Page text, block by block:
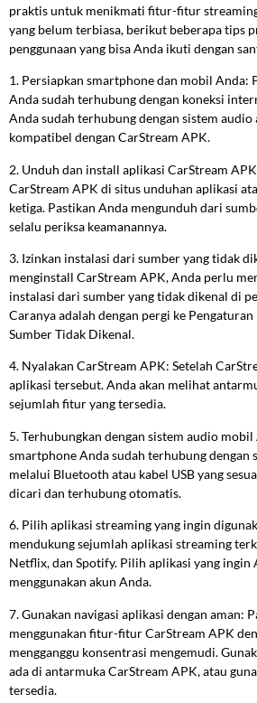
praktis untuk menikmati fitur-fitur
yang belum terbiasa, berikut beberapa tips
penggunaan yang bisa Anda ikuti dengan
1. Persiapkan smartphone dan mobil Anda:
Anda sudah terhubung dengan koneksi
Anda sudah terhubung dengan sistem audio
kompatibel dengan CarStream APK.
2. Unduh dan install aplikasi CarStream
CarStream APK di situs unduhan aplikasi
ketiga. Pastikan Anda mengunduh dari
selalu periksa keamanannya.
3. Izinkan instalasi dari sumber yang tidak
menginstall CarStream APK, Anda perlu
instalasi dari sumber yang tidak dikenal di
Caranya adalah dengan pergi ke
Sumber Tidak Dikenal.
4. Nyalakan CarStream APK: Setelah
aplikasi tersebut. Anda akan melihat
sejumlah fitur yang tersedia.
5. Terhubungkan dengan sistem audio
smartphone Anda sudah terhubung dengan
melalui Bluetooth atau kabel USB yang
dicari dan terhubung otomatis.
6. Pilih aplikasi streaming yang ingin
mendukung sejumlah aplikasi streaming
Netflix, dan Spotify. Pilih aplikasi yang ingin
menggunakan akun Anda.
7. Gunakan navigasi aplikasi dengan aman:
menggunakan fitur-fitur CarStream APK
mengganggu konsentrasi mengemudi.
ada di antarmuka CarStream APK, atau
tersedia.